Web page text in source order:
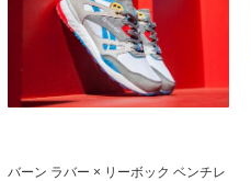
バーン ラバー × リーボック ベンチレ